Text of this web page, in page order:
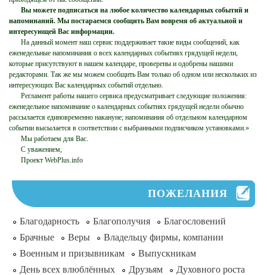
Вы можете подписаться на любое количество календарных событий и
напоминаний. Мы постараемся сообщить Вам вовремя об актуальной и
интересующей Вас информации.
На данный момент наш сервис поддерживает такие виды сообщений, как
еженедельные напоминания о всех календарных событиях грядущей недели,
которые присутствуют в нашем календаре, проверены и одобрены нашими
редакторами. Так же мы можем сообщить Вам только об одном или нескольких из
интересующих Вас календарных событий отдельно.
Регламент работы нашего сервиса предусматривает следующие положения:
еженедельное напоминание о календарных событиях грядущей недели обычно
рассылается единовременно накануне; напоминания об отдельном календарном
событии высылается в соответствии с выбранными подписчиком установками.»
Мы работаем для Вас.
С уважением,
Проект WebPlus.info
ПОЖЕЛАНИЯ
Благодарность Благополучия
Благословений
Брачные
Веры
Владельцу фирмы, компании
Военным и призывникам
Выпускникам
День всех влюблённых
Друзьям
Духовного роста